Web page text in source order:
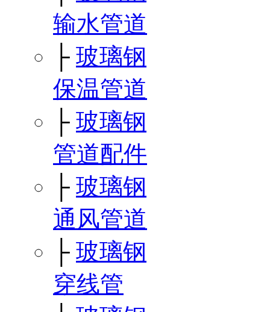
输水管道
├ 玻璃钢
保温管道
├ 玻璃钢
管道配件
├ 玻璃钢
通风管道
├ 玻璃钢
穿线管